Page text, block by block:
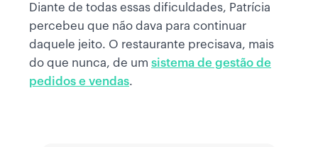
Diante de todas essas dificuldades, Patrícia
percebeu que não dava para continuar
daquele jeito. O restaurante precisava, mais
do que nunca, de um sistema de gestão de
pedidos e vendas.